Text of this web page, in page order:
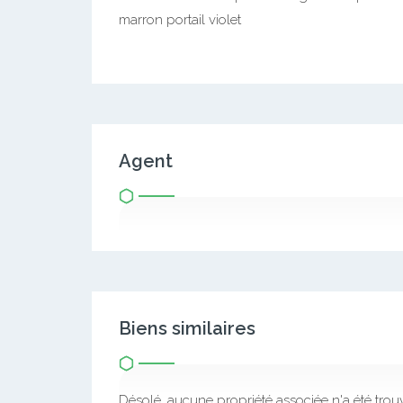
marron portail violet
Agent
Biens similaires